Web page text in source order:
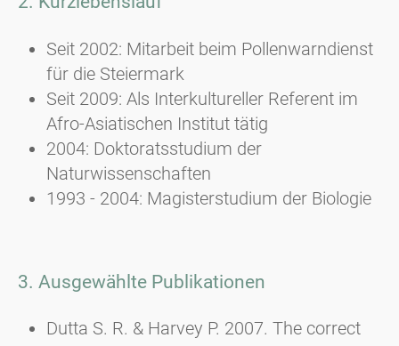
Seit 2002: Mitarbeit beim Pollenwarndienst
für die Steiermark
Seit 2009: Als Interkultureller Referent im
Afro-Asiatischen Institut tätig
2004: Doktoratsstudium der
Naturwissenschaften
1993 - 2004: Magisterstudium der Biologie
3. Ausgewählte Publikationen
Dutta S. R. & Harvey P. 2007. The correct